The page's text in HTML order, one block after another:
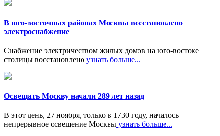
В юго-восточных районах Москвы восстановлено
электроснабжение
Снабжение электричеством жилых домов на юго-востоке
столицы восстановлено узнать больше...
Освещать Москву начали 289 лет назад
В этот день, 27 ноября, только в 1730 году, началось
непрерывное освещение Москвы узнать больше...